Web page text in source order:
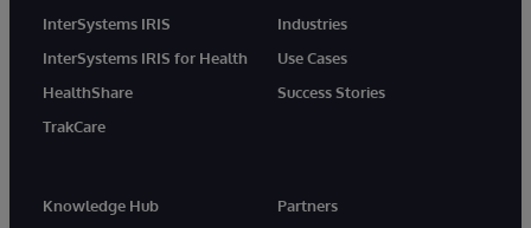
InterSystems IRIS
InterSystems IRIS for Health
HealthShare
TrakCare
Industries
Use Cases
Success Stories
Knowledge Hub
Partners